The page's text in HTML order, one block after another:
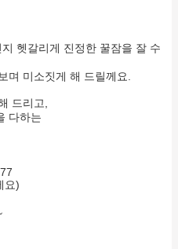
헷갈리게 진정한 꿀잠을 잘 수
며 미소짓게 해 드릴께요.
드리고,
다하는
요)